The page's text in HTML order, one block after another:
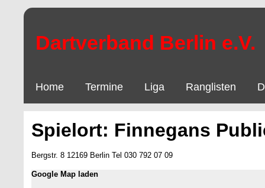
Dartverband Berlin e.V.
Home Termine Liga Ranglisten
Spielort: Finnegans
Bergstr. 8 12169 Berlin Tel 030 792 07 09
Google Map laden